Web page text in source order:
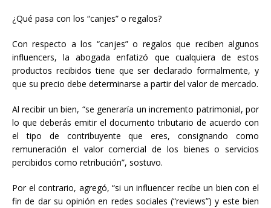
¿Qué pasa con los “canjes” o regalos?
Con respecto a los “canjes” o regalos que reciben algunos
influencers, la abogada enfatizó que cualquiera de estos
productos recibidos tiene que ser declarado formalmente, y
que su precio debe determinarse a partir del valor de mercado.
Al recibir un bien, “se generaría un incremento patrimonial, por
lo que deberás emitir el documento tributario de acuerdo con
el tipo de contribuyente que eres, consignando como
remuneración el valor comercial de los bienes o servicios
percibidos como retribución”, sostuvo.
Por el contrario, agregó, “si un influencer recibe un bien con el
fin de dar su opinión en redes sociales (“reviews”) y este bien